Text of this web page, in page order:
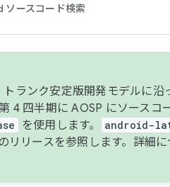
ースコード検索
ランク安定版開発モデルに沿
4 四半期に AOSP にソースコ
を使用します。 android-
リリースを参照します。詳細に